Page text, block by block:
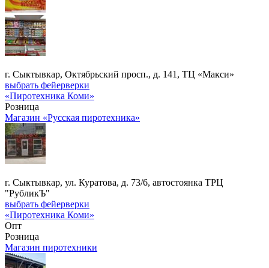
г. Сыктывкар, Октябрьский просп., д. 141, ТЦ «Макси»
выбрать фейерверки
«Пиротехника Коми»
Розница
Магазин «Русская пиротехника»
г. Сыктывкар, ул. Куратова, д. 73/6, автостоянка ТРЦ
"РубликЪ"
выбрать фейерверки
«Пиротехника Коми»
Опт
Розница
Магазин пиротехники